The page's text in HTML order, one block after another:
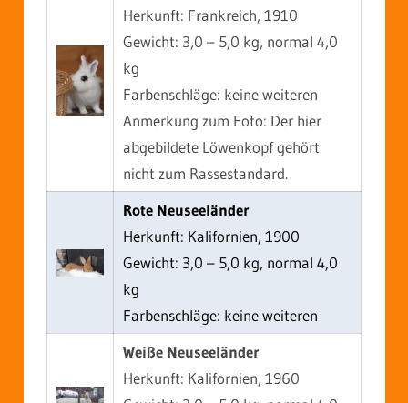
Herkunft: Frankreich, 1910
Gewicht: 3,0 – 5,0 kg, normal 4,0
kg
Farbenschläge: keine weiteren
Anmerkung zum Foto: Der hier
abgebildete Löwenkopf gehört
nicht zum Rassestandard.
Rote Neuseeländer
Herkunft: Kalifornien, 1900
Gewicht: 3,0 – 5,0 kg, normal 4,0
kg
Farbenschläge: keine weiteren
Weiße Neuseeländer
Herkunft: Kalifornien, 1960